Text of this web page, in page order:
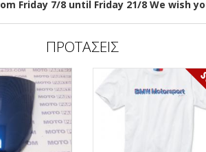
Friday 7/8 until Friday 21/8 We wish
ΠΡΟΤΑΣΕΙΣ